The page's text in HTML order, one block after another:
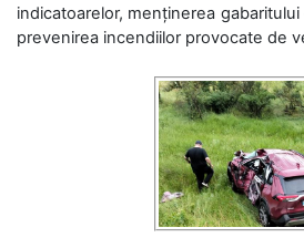
indicatoarelor, menținerea
prevenirea incendiilor provocate de